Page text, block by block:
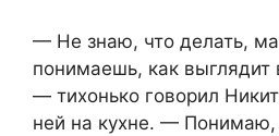
— Не знаю, что делать,
понимаешь, как выглядит
— тихонько говорил
ней на кухне. — Понимаю,